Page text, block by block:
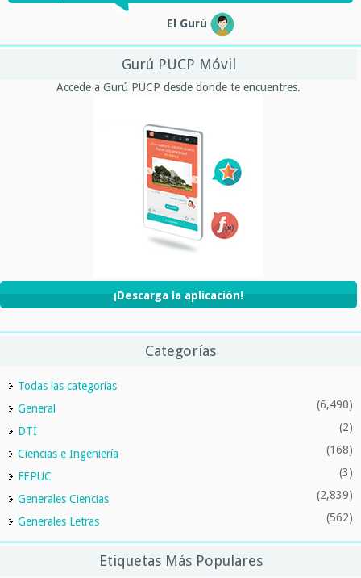
El Gurú
Gurú PUCP Móvil
Accede a Gurú PUCP desde donde te encuentres.
¡Descarga la aplicación!
Categorías
Todas las categorías
General
(6,490)
DTI (2)
Ciencias e Ingeniería (168)
FEPUC (3)
Generales Ciencias (2,839)
Generales Letras (562)
Etiquetas Más Populares